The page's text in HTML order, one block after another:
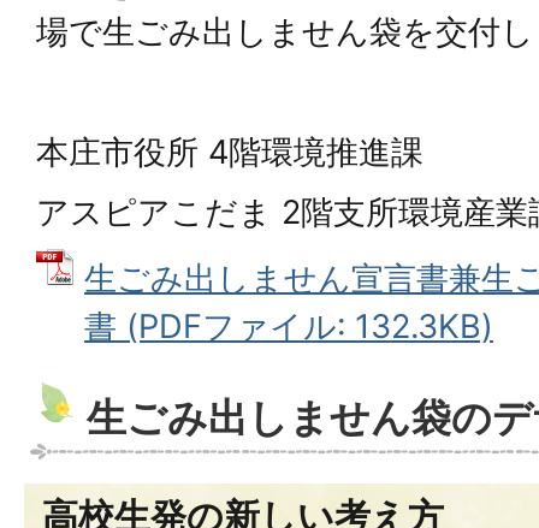
場で生ごみ出しません袋を交付
本庄市役所 4階環境推進課
アスピアこだま 2階支所環境産業
生ごみ出しません宣言書兼生
書 (PDFファイル: 132.3KB)
生ごみ出しません袋の
高校生発の新しい考え方